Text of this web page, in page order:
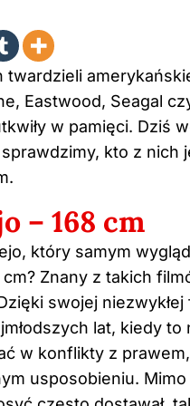
twardzieli
Eastwood, Seagal
w pamięci. Dziś
kto z nich
– 168 cm
który samym
Znany z takich
swojej
lat, kiedy to
w konflikty z
usposobieniu.